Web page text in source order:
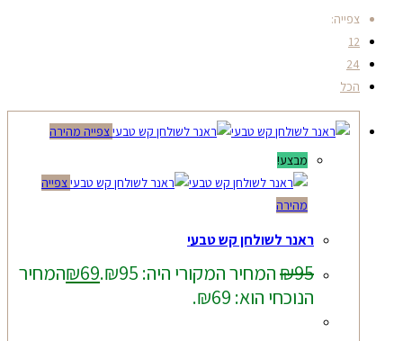
צפייה:
12
24
הכל
צפייה מהירה
מבצע!
צפייה
מהירה
ראנר לשולחן קש טבעי
₪95 המחיר המקורי היה: ₪95. ₪69
המחיר
הנוכחי הוא: ₪69.